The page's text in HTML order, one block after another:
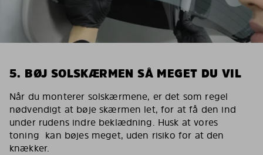
5. BØJ SOLSKÆRMEN SÅ MEGET DU VIL
Når du monterer solskærmene, er det som regel
nødvendigt at bøje skærmen let, for at få den ind
under rudens indre beklædning. Husk at vores
toning kan bøjes meget, uden risiko for at den
knækker.